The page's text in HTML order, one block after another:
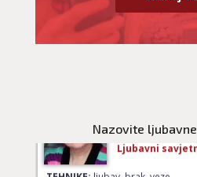
Nazovite
Broj tel: 064/
tel:0,93€ -
Ljubavni
TEHNIKE:ljubav, brak, veze